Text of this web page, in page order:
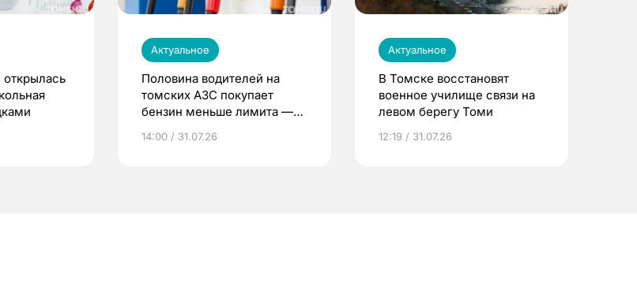
Актуальное
Половина водителей на
томских АЗС покупает
бензин меньше лимита —
14:00 / 31.07.26
Актуальное
В Томске восстановят
военное училище связи на
левом берегу Томи
12:19 / 31.07.26